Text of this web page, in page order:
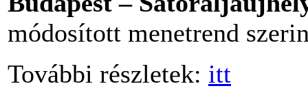
módosított menetrend
További részletek: itt